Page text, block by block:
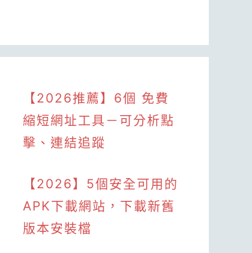
【2026推薦】6個 免費
縮短網址工具－可分析點
擊、連結追蹤
【2026】5個安全可用的
APK下載網站，下載新舊
版本安裝檔